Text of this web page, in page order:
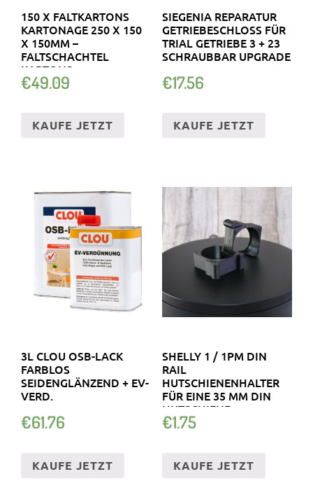
150 X FALTKARTONS
KARTONAGE 250 X 150
X 150MM –
FALTSCHACHTEL
KARTONS
€49.09
KAUFE JETZT
SIEGENIA REPARATUR
GETRIEBESCHLOSS FÜR T
RIAL GETRIEBE 3 + 23 S
CHRAUBBAR UPGRADE
€17.56
KAUFE JETZT
3L CLOU OSB-LACK
FARBLOS
SEIDENGLÄNZEND + EV-
VERD.
€61.76
KAUFE JETZT
SHELLY 1 / 1PM DIN
RAIL
HUTSCHIENENHALTER
FÜR EINE 35 MM DIN
HUTSCHIENE
€1.75
KAUFE JETZT